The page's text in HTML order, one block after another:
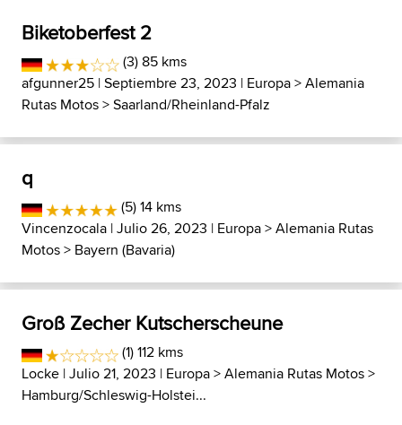
Biketoberfest 2
(3) 85 kms
afgunner25 | Septiembre 23, 2023 | Europa>Alemania
Rutas Motos>Saarland/Rheinland-Pfalz
q
(5) 14 kms
Vincenzocala | Julio 26, 2023 | Europa>Alemania Rutas
Motos> Bayern (Bavaria)
Groß Zecher Kutscherscheune
(1) 112 kms
Locke | Julio 21, 2023 | Europa>Alemania Rutas Motos>
Hamburg/Schleswig-Holstei...